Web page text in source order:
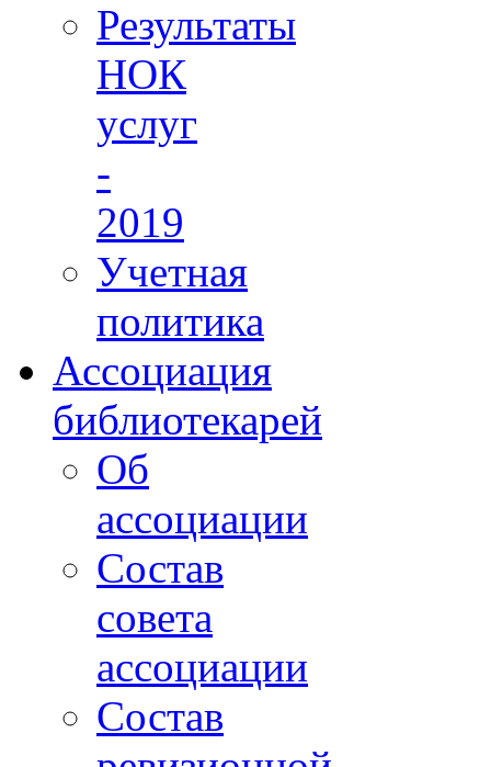
Результаты
НОК
услуг
-
2019
Учетная
политика
Ассоциация
библиотекарей
Об
ассоциации
Состав
совета
ассоциации
Состав